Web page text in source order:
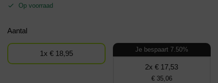
Op voorraad
Aantal
1x € 18,95 Je bespaart 7.50%
2x € 17,53
€ 35,06